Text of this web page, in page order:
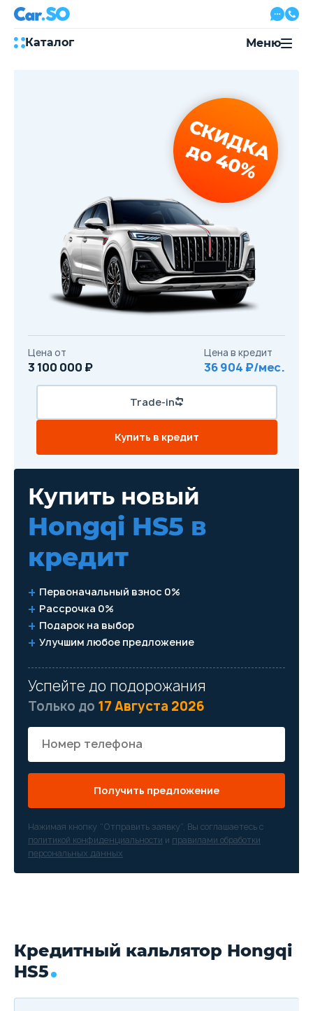
Каталог
8 800 500-03-23
с 08:00 по 20:00, без выходных
Привольная улица, 2, к5
Перезвоните мне
Меню
Купить новый
Hongqi HS5 в
кредит
Первоначальный взнос 0%
Рассрочка 0%
Подарок на выбор
Улучшим любое предложение
Успейте до подорожания
Только до 17 Августа 2026
Получить предложение
Нажимая кнопку “Отправить заявку”, Вы соглашаетесь с
политикой конфиденциальности и правилами обработки
персональных данных
СКИДКА
до 40%
Цена от
3 100 000 ₽
Цена в кредит
36 904 ₽/мес.
Trade-in
Купить в кредит
Кредитный кальлятор Hongqi
HS5